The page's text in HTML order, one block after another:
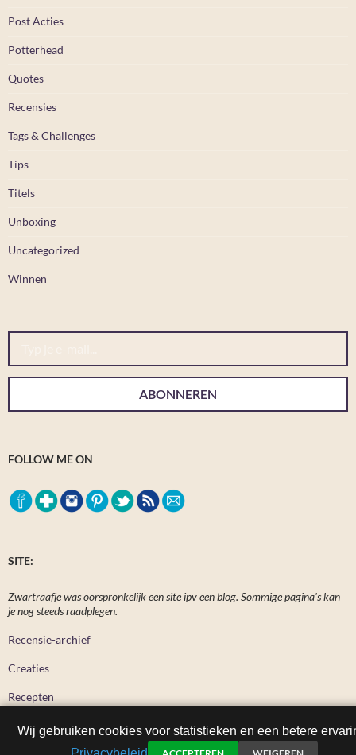
Post Acties
Potterhead
Quotes
Recensies
Tags & Challenges
Tips
Titels
Unboxing
Uncategorized
Winnen
Typ je e-mail...
ABONNEREN
FOLLOW ME ON
SITE:
Zwartraafje was oorspronkelijk een site ipv een blog. Sommige pagina's kan
je nog steeds raadplegen.
Recensie-archief
Creaties
Recepten
Wij gebruiken cookies voor statistieken en een betere